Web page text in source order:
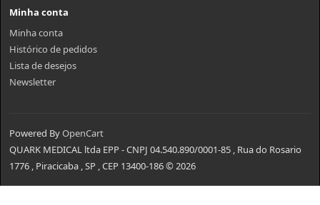
Minha conta
Minha conta
Histórico de pedidos
Lista de desejos
Newsletter
Powered ByOpenCart
QUARK MEDICAL ltda EPP - CNPJ 04.540.890/0001-85 , Rua do Rosario
1776 , Piracicaba , SP , CEP 13400-186 © 2026